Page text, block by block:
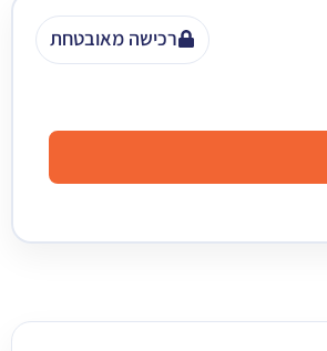
רכישה מאובטחת